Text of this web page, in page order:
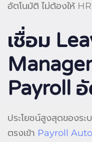
อัตโนมัติ ไม่ต้องให้
เชื่อม
Payroll
ประโยชน์สูงสุดของระ
ตรงเข้า Payroll